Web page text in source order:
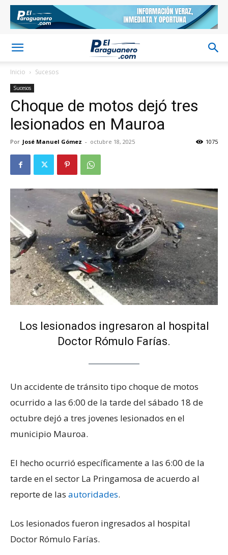
Inicio Sucesos
Sucesos
Choque de motos dejó tres
lesionados en Mauroa
Por José Manuel Gómez - octubre 18, 2025 1075
Los lesionados ingresaron al hospital
Doctor Rómulo Farías.
Un accidente de tránsito tipo choque de motos
ocurrido a las 6:00 de la tarde del sábado 18 de
octubre dejó a tres jovenes lesionados en el
municipio Mauroa.
El hecho ocurrió específicamente a las 6:00 de la
tarde en el sector La Pringamosa de acuerdo al
reporte de las autoridades.
Los lesionados fueron ingresados al hospital
Doctor Rómulo Farías.